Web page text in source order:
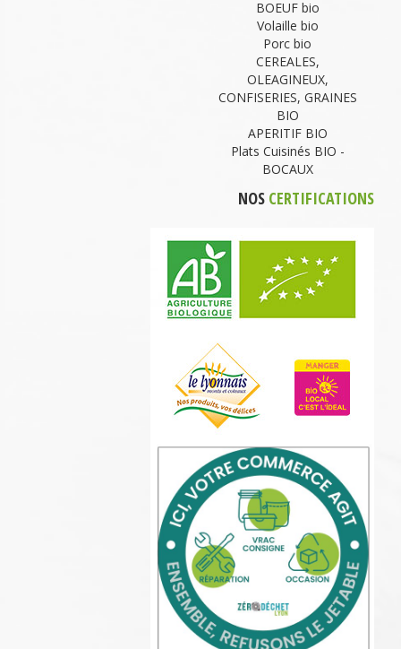
BOEUF bio
Volaille bio
Porc bio
CEREALES,
OLEAGINEUX,
CONFISERIES, GRAINES
BIO
APERITIF BIO
Plats Cuisinés BIO -
BOCAUX
NOS CERTIFICATIONS